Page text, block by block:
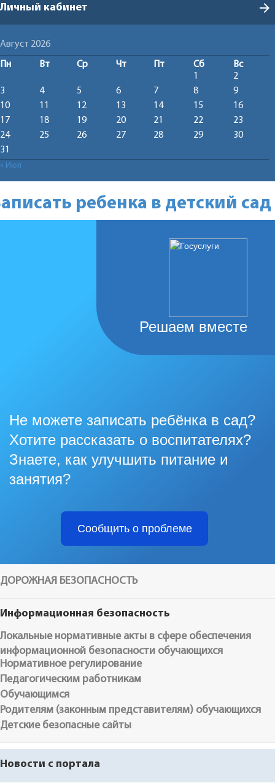
Личный кабинет arrow_forward
Август 2026
Пн Вт Ср Чт Пт Сб
Вс
1
2
3
4 5 6 7 8
9
10
11 12 13 14 15
16
17
18 19 20 21 22
23
24
25 26 27 28 29
30
31
« Июл
ребенка в детский сад
Решаем вместе
Не можете записать ребёнка в сад?
Хотите рассказать о воспитателях?
Знаете, как улучшить питание и
занятия?
Сообщить о проблеме
ДОРОЖНАЯ БЕЗОПАСНОСТЬ
Информационная безопасность
Локальные нормативные акты в сфере обеспечения
информационной безопасности обучающихся
Нормативное регулирование
Педагогическим работникам
Обучающимся
Родителям (законным представителям) обучающихся
Детские безопасные сайты
Новости с портала